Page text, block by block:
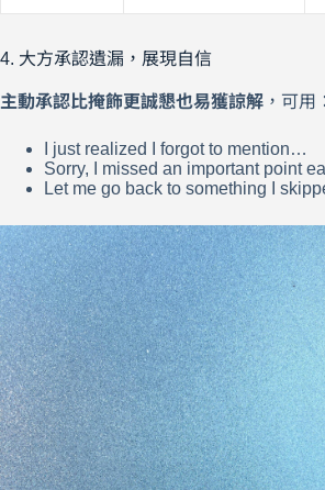
4. 大方承認遺漏，展現自信
主動承認比掩飾更誠懇也易獲諒解 ，可用：
I just realized I forgot to mention…
Sorry, I missed an important point
Let me go back to something I